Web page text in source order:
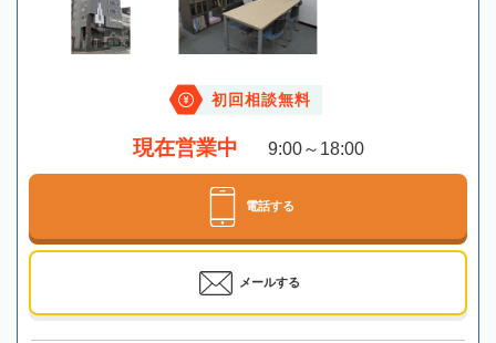
初回相談無料
現在営業中 9:00～18:00
電話する
メールする